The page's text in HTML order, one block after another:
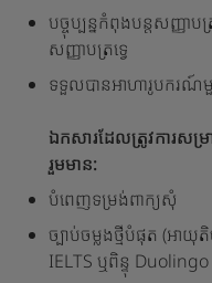
បច្ចុប្បន្នកំពុងបន្តសញ្ញា
សញ្ញាបត្រទ្វេ
ទទួលបានអាហារូបករណ៍
ឯកសារដែលត្រូវការស
រួមមាន:
បំពេញទម្រង់ពាក្យសុំ
ច្បាប់ចម្លងថ្មីបំផុត (អាយុ
IELTS ឬពិន្ទុ Duolingo